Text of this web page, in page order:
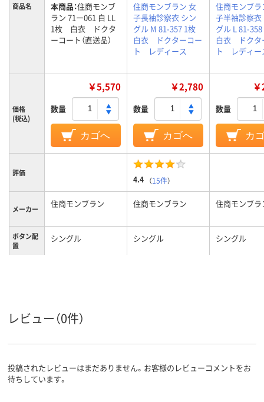
商品名 本商品：住商モンブ
ラン 71ー061 白 LL
1枚 白衣 ドクタ
ーコート（直送品）
住商モンブラン 女
子長袖診察衣 シン
グル M 81-357 1枚
白衣 ドクターコー
ト レディース
住商モンブラ
子半袖診察衣
グル L 81-
白衣 ドクタ
ト レディー
価格
(税込)
￥5,570
数量
カゴへ
￥2,780
数量
カゴへ
数量
カ
評価
4.4 （15件）
メーカー 住商モンブラン 住商モンブラン 住商モンブラ
ボタン配
置
シングル シングル シングル
対象 レディス
対象性別 女性用
レビュー（0件）
投稿されたレビューはまだありません。お客様のレビューコメントをお
待ちしています。